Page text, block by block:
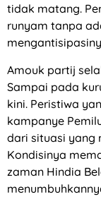
tidak matang.
runyam tanpa
Amouk partij
Sampai pada
kini. Peristiwa
kampanye
dari situasi yang
Kondisinya
zaman Hindia